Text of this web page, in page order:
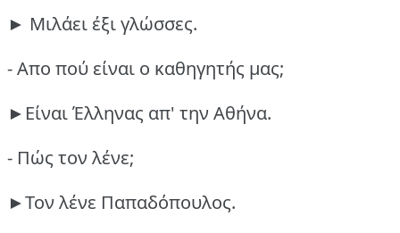
► Μιλάει έξι γλώσσες.
- Απο πού είναι ο καθηγητής μας;
►Είναι Έλληνας απ' την Αθήνα.
- Πώς τον λένε;
►Τον λένε Παπαδόπουλος.